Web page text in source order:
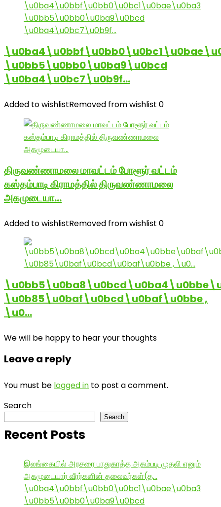
\u0bb5\u0bb0\u0ba9\u0bcd
\u0ba4\u0bc7\u0b9f…
Added to wishlistRemoved from wishlist 0
திருவண்ணாமலை மாவட்டம் போளூர் வட்டம்
கஸ்தம்பாடி கிராமத்தில் திருவண்ணாமலை
அகமுடையா…
Added to wishlistRemoved from wishlist 0
\u0b85\u0baf\u0bcd\u0baf\u0bbe ,
\u0…
We will be happy to hear your thoughts
Leave a reply
You must be logged in to post a comment.
Search
Search
Recent Posts
இலங்கையில் அரசரை பாதுகாத்த அகம்படி முதலி எனும்
அகமுடையார் வீரர்களின் தலைவர்கள்(த…
\u0ba4\u0bbf\u0bb0\u0bc1\u0bae\u0ba3
\u0bb5\u0bb0\u0ba9\u0bcd